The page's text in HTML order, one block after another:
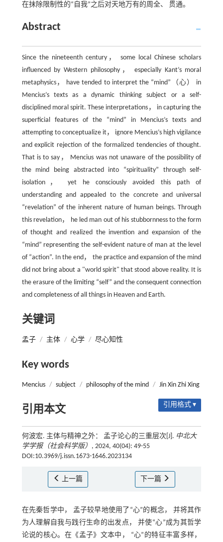
在抹除限制性的“自我”之后对天地万有的周全、 贯通。
Abstract
Since the nineteenth century， some local Chinese scholars
influenced by Western philosophy， especially Kant’s moral
metaphysics， have tended to interpret the “mind”（心） in
Mencius’s texts as a dynamic thinking subject or a self-
disciplined moral spirit. These interpretations， in capturing the
superficial features of the “mind” in Mencius’s texts and
attempting to conceptualize it， ignore Mencius’s high vigilance
and explicit rejection of the formalized tendencies of thought.
That is to say， Mencius was not unaware of the possibility of
the mind being abstracted into “spirituality” through self-
isolation， yet he consciously avoided this path of
understanding and appealed to the concrete and universal
“revelation” of the inherent nature of human beings. Through
this revelation， he led man out of his stubbornness to the form
of thought and realized the invention and expansion of the
“mind” representing the self-evident nature of man at the level
of “action”. In the end， the practice and expansion of the mind
did not bring about a "world spirit" that stood above reality. It is
the erasure of the limiting “self” and the consequent connection
and completeness of all things in Heaven and Earth.
关键词
孟子 / 主体 / 心学 / 尽心知性
Key words
Mencius / subject / philosophy of the mind / Jin Xin Zhi Xing
引用本文 引用格式 ▾
何波宏. 主体与精神之外： 孟子论心的三重层次[J]. 中北大
学学报（社会科学版） , 2024, 40(04): 49-55
DOI:10.3969/j.issn.1673-1646.2023134
上一篇 下一篇
在先秦哲学中， 孟子较早地使用了“心”的概念， 并将其作
为人理解自我与践行生命的出发点， 并使“心”成为其哲学
论说的核心。在《孟子》文本中， “心”的特征丰富多样，